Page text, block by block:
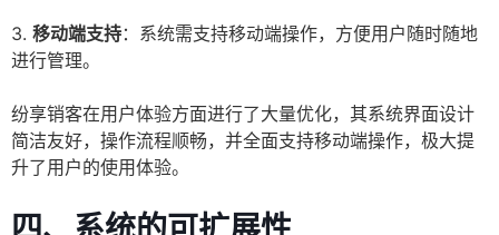
3. 移动端支持：系统需支持移动端操作，方便用户随时随地
进行管理。
纷享销客在用户体验方面进行了大量优化，其系统界面设计
简洁友好，操作流程顺畅，并全面支持移动端操作，极大提
升了用户的使用体验。